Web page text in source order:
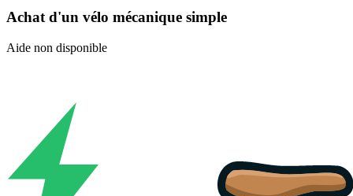
Achat d'un vélo mécanique simple
Aide non disponible